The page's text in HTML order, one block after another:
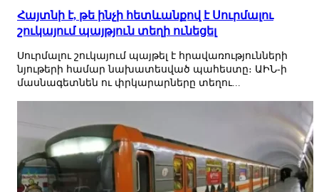
Հայտնի է, թե ինչի հետևանքով է Սուրմալու
շուկայում պայթյուն տեղի ունեցել
Սուրմալու շուկայում պայթել է հրավառությունների
նյութերի համար նախատեսված պահեստը։ ԱԻՆ-ի
մասնագետնեն ու փրկարարները տեղու...